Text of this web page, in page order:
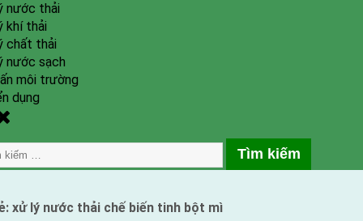
nước thải
khí thải
chất thải
nước sạch
môi trường
dụng
xử lý nước thải chế biến tinh bột mì